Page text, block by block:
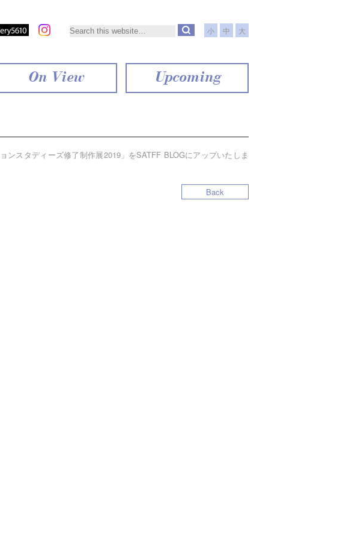
小 中 大
On View Upcoming
ンスタディーズ修了制作展2019」をSATFF BLOGにアップいたしま
Back